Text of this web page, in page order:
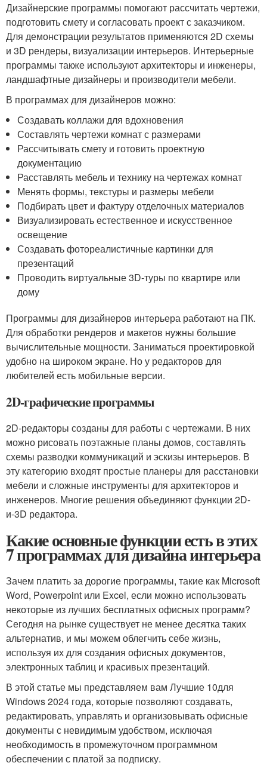
Дизайнерские программы помогают рассчитать чертежи,
подготовить смету и согласовать проект с заказчиком.
Для демонстрации результатов применяются 2D схемы
и 3D рендеры, визуализации интерьеров. Интерьерные
программы также используют архитекторы и инженеры,
ландшафтные дизайнеры и производители мебели.
В программах для дизайнеров можно:
Создавать коллажи для вдохновения
Составлять чертежи комнат с размерами
Рассчитывать смету и готовить проектную
документацию
Расставлять мебель и технику на чертежах комнат
Менять формы, текстуры и размеры мебели
Подбирать цвет и фактуру отделочных материалов
Визуализировать естественное и искусственное
освещение
Создавать фотореалистичные картинки для
презентаций
Проводить виртуальные 3D-туры по квартире или
дому
Программы для дизайнеров интерьера работают на ПК.
Для обработки рендеров и макетов нужны большие
вычислительные мощности. Заниматься проектировкой
удобно на широком экране. Но у редакторов для
любителей есть мобильные версии.
2D-графические программы
2D-редакторы созданы для работы с чертежами. В них
можно рисовать поэтажные планы домов, составлять
схемы разводки коммуникаций и эскизы интерьеров. В
эту категорию входят простые планеры для расстановки
мебели и сложные инструменты для архитекторов и
инженеров. Многие решения объединяют функции 2D-
и-3D редактора.
Какие основные функции есть в этих
7 программах для дизайна интерьера
Зачем платить за дорогие программы, такие как Microsoft
Word, Powerpoint или Excel, если можно использовать
некоторые из лучших бесплатных офисных программ?
Сегодня на рынке существует не менее десятка таких
альтернатив, и мы можем облегчить себе жизнь,
используя их для создания офисных документов,
электронных таблиц и красивых презентаций.
В этой статье мы представляем вам Лучшие 10для
Windows 2024 года, которые позволяют создавать,
редактировать, управлять и организовывать офисные
документы с невидимым удобством, исключая
необходимость в промежуточном программном
обеспечении с платой за подписку.